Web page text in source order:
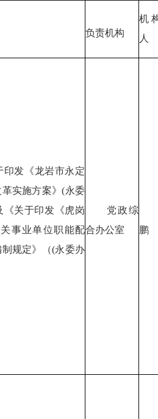
负责机构
机
人
发《龙岩市永定
实施方案》(永委
《关于印发《虎岗
事业单位职能配
规定》（(永委办
党政综
合办公室
鹏